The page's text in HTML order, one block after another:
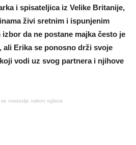
i spisateljica iz Velike Britanije,
živi sretnim i ispunjenim
da ne postane majka često je
ali Erika se ponosno drži svoje
vodi uz svog partnera i njihove
se nastavlja nakon oglasa